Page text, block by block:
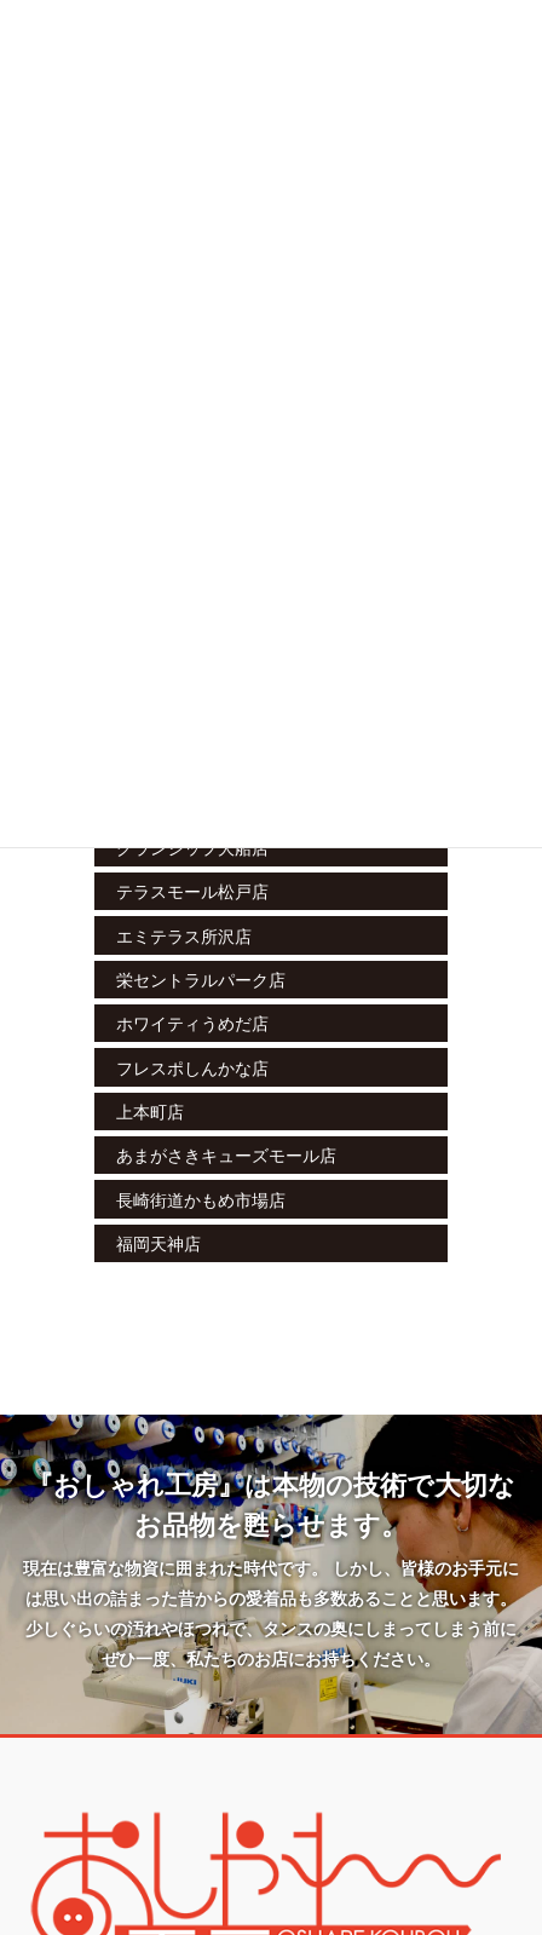
グランシップ大船店
テラスモール松戸店
エミテラス所沢店
栄セントラルパーク店
ホワイティうめだ店
フレスポしんかな店
上本町店
あまがさきキューズモール店
長崎街道かもめ市場店
福岡天神店
『おしゃれ工房』は本物の技術で大切な
お品物を甦らせます。
現在は豊富な物資に囲まれた時代です。 しかし、皆様のお手元に
は思い出の詰まった昔からの愛着品も多数あることと思います。
少しぐらいの汚れやほつれで、タンスの奥にしまってしまう前に
ぜひ一度、私たちのお店にお持ちください。